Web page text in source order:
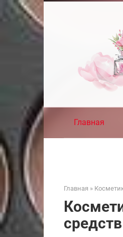
Перейти
к
контенту
Главная
Главная »